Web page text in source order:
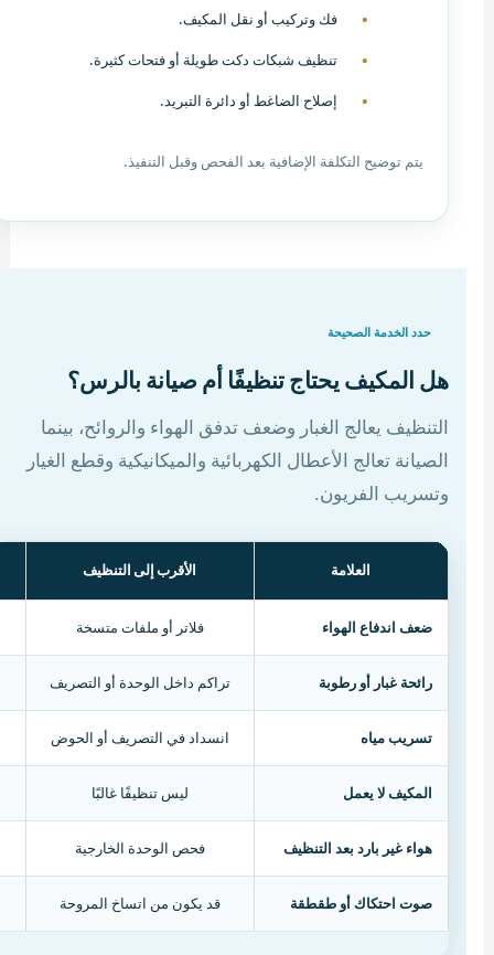
فك وتركيب أو نقل المكيف.
تنظيف شبكات دكت طويلة أو فتحات كثيرة.
إصلاح الضاغط أو دائرة التبريد.
يتم توضيح التكلفة الإضافية بعد الفحص وقبل التنفيذ.
حدد الخدمة الصحيحة
هل المكيف يحتاج تنظيفًا أم صيانة بالرس؟
التنظيف يعالج الغبار وضعف تدفق الهواء والروائح، بينما
الصيانة تعالج الأعطال الكهربائية والميكانيكية وقطع الغيار
وتسريب الفريون.
العلامة الأقرب إلى التنظيف
ضعف اندفاع الهواء فلاتر أو ملفات متسخة
رائحة غبار أو رطوبة تراكم داخل الوحدة أو التصريف
تسريب مياه انسداد في التصريف أو الحوض
المكيف لا يعمل ليس تنظيفًا غالبًا
هواء غير بارد بعد التنظيف فحص الوحدة الخارجية
صوت احتكاك أو طقطقة قد يكون من اتساخ المروحة